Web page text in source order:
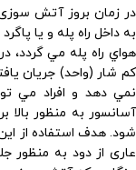
در زمان بروز آتش‌
به داخل راه ‌پله و يا
هواي راه ‌پله مي ‌گردد،
کم‌ شار (واحد) جريان
نمي ‌دهد و افراد مي‌
آسانسور به ‌منظور
شود. هدف استفاده از
عاری از دود به‌ منظور